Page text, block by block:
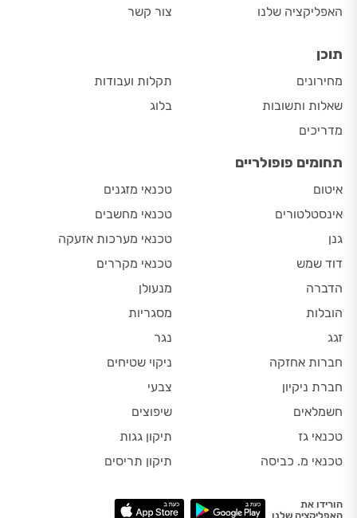
האפליקציה שלנו
צור קשר
תוכן
מחירונים
שאלות ותשובות
מדריכים
תקלות ועבודות
בלוג
תחומים פופולריים
איטום
אינסטלטורים
גנן
דוד שמש
הדברה
הובלות
זגג
חברות אחזקה
חברת ניקיון
חשמלאים
טכנאי גז
טכנאי מ. כביסה
טכנאי מזגנים
טכנאי מחשבים
טכנאי מערכות אזעקה
טכנאי מקררים
מנעולן
מסגריות
נגר
ניקוי שטיחים
צבעי
שיפוצים
תיקון גגות
תיקון תריסים
הורידו את
האפליקציה שלנו